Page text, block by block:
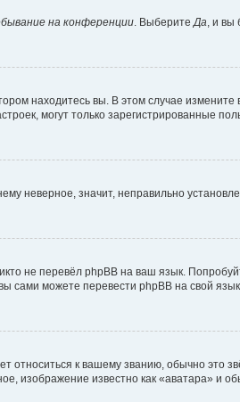
на конференции. ВыберитеДа, и вы
находитесь вы. В этом случае
могут только зарегистрированные
неверное, значит, неправильно
не перевёл phpBB на ваш язык.
сами можете перевести phpBB на свой
к вашему званию, обычно это
изображение известно как «аватара» и